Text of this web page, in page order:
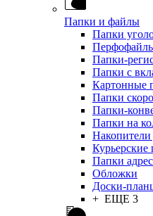
Папки и файлы
Папки
Папки-
Папки с
Картонные
Папки
Папки-
Папки на
Накопители
Курьерские
Папки
Обложки
Доски-
+ ЕЩЕ 3